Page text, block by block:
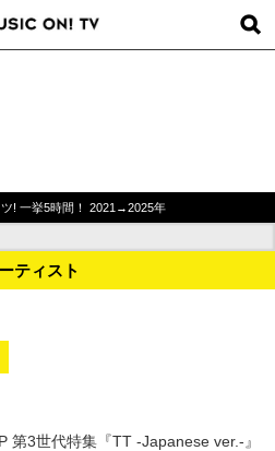
! 一挙5時間！ 2021→2025年
ティスト
第3世代特集『TT -Japanese ver.-』